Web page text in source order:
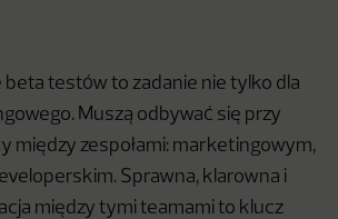
beta testów to zadanie nie tylko dla
Muszą odbywać się przy
między zespołami: marketingowym,
Sprawna, klarowna i
między tymi teamami to klucz